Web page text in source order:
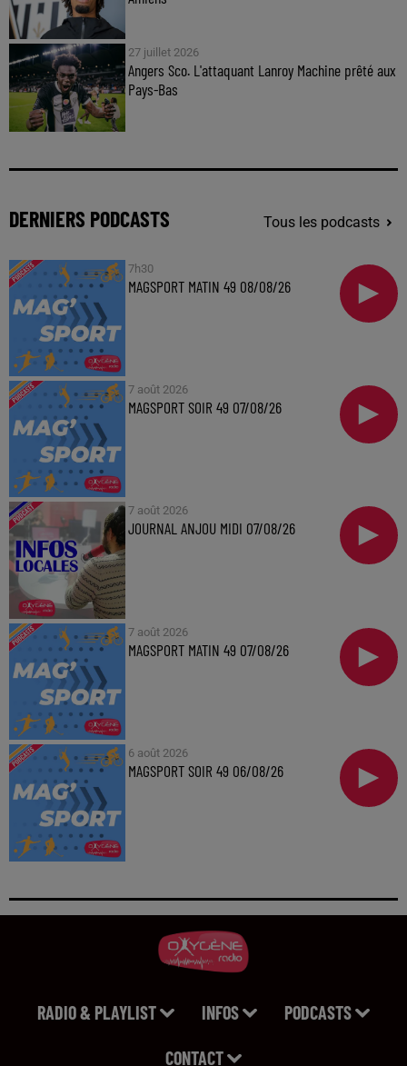
27 juillet 2026
Angers Sco. L'attaquant Lanroy Machine prêté aux
Pays-Bas
DERNIERS PODCASTS Tous les podcasts
7h30
MAGSPORT MATIN 49 08/08/26
7 août 2026
MAGSPORT SOIR 49 07/08/26
7 août 2026
JOURNAL ANJOU MIDI 07/08/26
7 août 2026
MAGSPORT MATIN 49 07/08/26
6 août 2026
MAGSPORT SOIR 49 06/08/26
RADIO & PLAYLIST INFOS PODCASTS
CONTACT